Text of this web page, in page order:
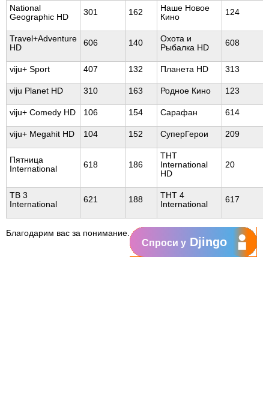
National
Geographic HD
301 162
Наше Новое
Кино
124
Travel+Adventure
HD
606 140
Охота и
Рыбалка HD
608
viju+ Sport 407 132 Планета HD 313
viju Planet HD 310 163 Родное Кино 123
viju+ Comedy HD 106 154 Сарафан 614
viju+ Megahit HD 104 152 СуперГерои 209
Пятница
International
618 186
ТНТ
International
HD
20
ТВ 3
International
621 188
ТНТ 4
International
617
Благодарим вас за понимание.
Спроси у Djingo